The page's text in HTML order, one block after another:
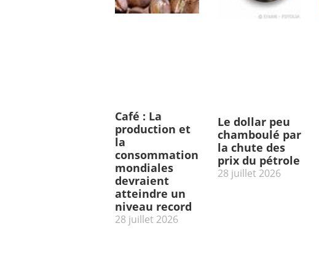
Café : La
production et
la
consommation
mondiales
devraient
atteindre un
niveau record
28 juillet 2026
Le dollar peu
chamboulé par
la chute des
prix du pétrole
28 juillet 2026